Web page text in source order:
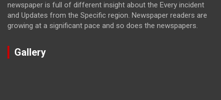
newspaper is full of different insight about the Every incident
and Updates from the Specific region. Newspaper readers are
growing at a significant pace and so does the newspapers.
Gallery